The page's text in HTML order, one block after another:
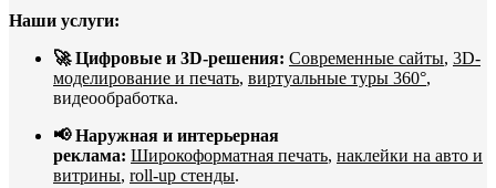
Наши услуги:
🚀 Цифровые и 3D-решения: Современные сайты, 3D-
моделирование и печать, виртуальные туры 360°,
видеообработка.
📢 Наружная и интерьерная
реклама: Широкоформатная печать, наклейки на авто и
витрины, roll-up стенды.